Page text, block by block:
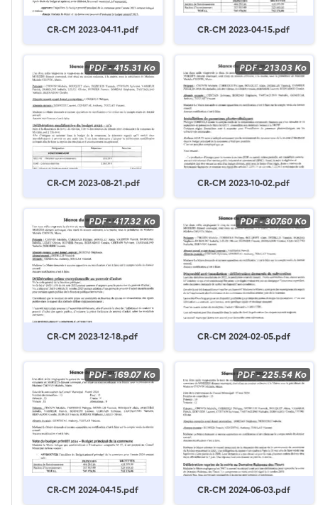
CR-CM 2023-04-11.pdf CR-CM 2023-04-15.pdf
PDF-415.31 Ko
CR-CM 2023-08-21.pdf
PDF-213.03 Ko
CR-CM 2023-10-02.pdf
PDF-417.32 Ko
CR-CM 2023-12-18.pdf
PDF-307.60 Ko
CR-CM 2024-02-05.pdf
PDF-169.07 Ko
CR-CM 2024-04-15.pdf
PDF-225.54 Ko
CR-CM 2024-06-03.pdf